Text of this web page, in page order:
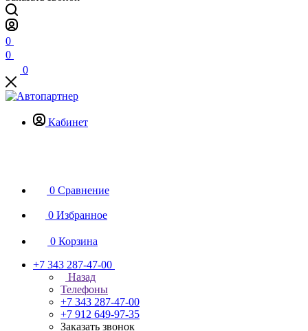
0
0
0
Кабинет
0 Сравнение
0 Избранное
0 Корзина
+7 343 287-47-00
Назад
Телефоны
+7 343 287-47-00
+7 912 649-97-35
Заказать звонок